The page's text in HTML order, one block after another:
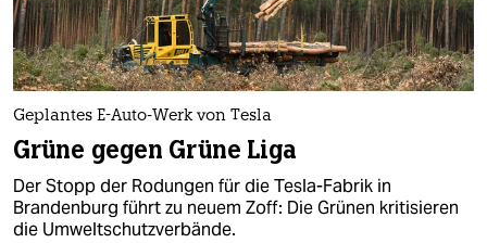
Geplantes E-Auto-Werk von Tesla
Grüne gegen Grüne Liga
Der Stopp der Rodungen für die Tesla-Fabrik in
Brandenburg führt zu neuem Zoff: Die Grünen kritisieren
die Umweltschutzverbände.